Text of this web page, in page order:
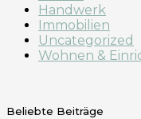
Handwerk
Immobilien
Uncategorized
Wohnen &
Beliebte Beiträge